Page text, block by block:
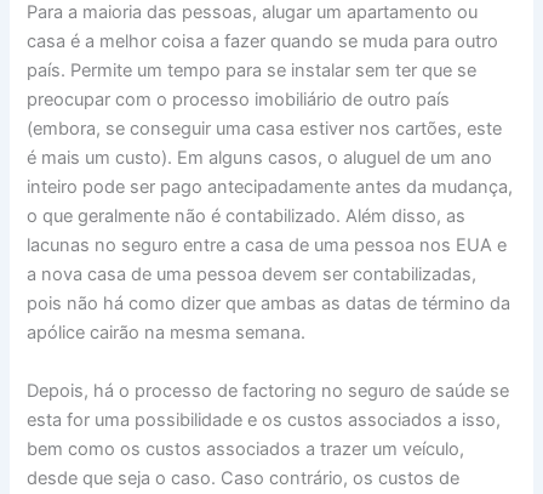
Para a maioria das pessoas, alugar um apartamento ou
casa é a melhor coisa a fazer quando se muda para outro
país. Permite um tempo para se instalar sem ter que se
preocupar com o processo imobiliário de outro país
(embora, se conseguir uma casa estiver nos cartões, este
é mais um custo). Em alguns casos, o aluguel de um ano
inteiro pode ser pago antecipadamente antes da mudança,
o que geralmente não é contabilizado. Além disso, as
lacunas no seguro entre a casa de uma pessoa nos EUA e
a nova casa de uma pessoa devem ser contabilizadas,
pois não há como dizer que ambas as datas de término da
apólice cairão na mesma semana.
Depois, há o processo de factoring no seguro de saúde se
esta for uma possibilidade e os custos associados a isso,
bem como os custos associados a trazer um veículo,
desde que seja o caso. Caso contrário, os custos de